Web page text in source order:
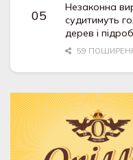
Незаконна
судитимуть
дерев і
59